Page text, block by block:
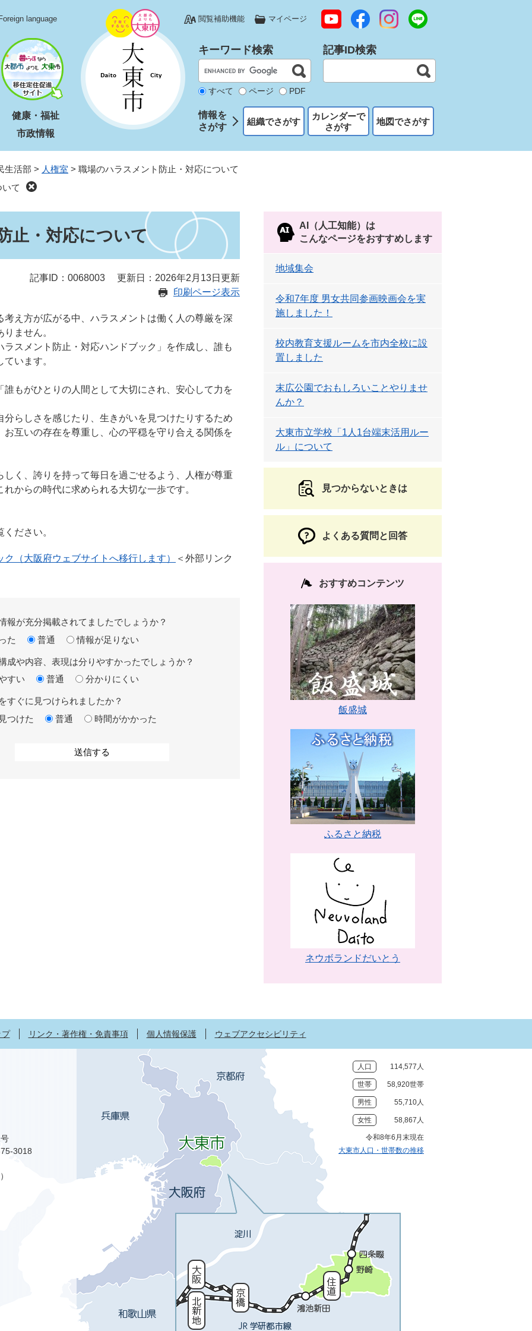
language 閲覧補助機能 マイページ
健康・福祉
市政情報
キーワード検索
すべて ページ PDF
記事ID検索
情報を
さがす
組織でさがす
カレンダーで
さがす
地図でさがす
生活部 > 人権室 > 職場のハラスメント防止・対応について
て
止・対応について
記事ID：0068003
更新日：2026年2月13日更新
印刷ページ表示
え方が広がる中、ハラスメントは働く人の尊厳を深
ません。
スメント防止・対応ハンドブック」を作成し、誰も
います。
もがひとりの人間として大切にされ、安心して力を
らしさを感じたり、生きがいを見つけたりするため
互いの存在を尊重し、心の平穏を守り合える関係を
く、誇りを持って毎日を過ごせるよう、人権が尊重
からの時代に求められる大切な一歩です。
ださい。
（大阪府ウェブサイトへ移行します） ＜外部リンク
報が充分掲載されてましたでしょうか？
た
普通 情報が足りない
成や内容、表現は分りやすかったでしょうか？
すい
普通 分かりにくい
すぐに見つけられましたか？
つけた
普通 時間がかかった
AI（人工知能）は
こんなページをおすすめします
地域集会
令和7年度 男女共同参画映画会を実
施しました！
校内教育支援ルームを市内全校に設
置しました
末広公園でおもしろいことやりませ
んか？
大東市立学校「1人1台端末活用ルー
ル」について
見つからないときは
よくある質問と回答
おすすめコンテンツ
飯盛城
ふるさと納税
ネウボランドだいとう
リンク・著作権・免責事項 個人情報保護 ウェブアクセシビリティ
人口 114,577人
世帯 58,920世帯
男性 55,710人
女性 58,867人
令和8年6月末現在
大東市人口・世帯数の推移
3018